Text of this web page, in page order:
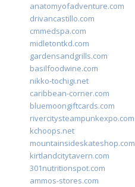
anatomyofadventure.com
drivancastillo.com
cmmedspa.com
midletontkd.com
gardensandgrills.com
basilfoodwine.com
nikko-tochigi.net
caribbean-corner.com
bluemoongiftcards.com
rivercitysteampunkexpo.com
kchoops.net
mountainsideskateshop.com
kirtlandcitytavern.com
301nutritionspot.com
ammos-stores.com